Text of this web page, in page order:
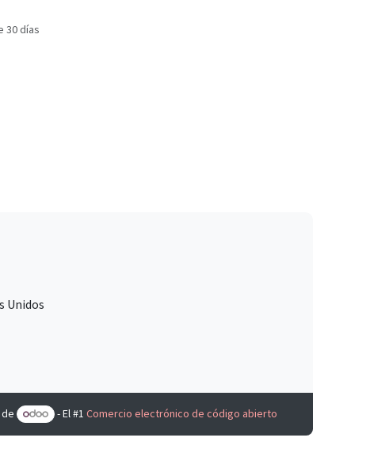
30 días
Unidos
- El #1 Comercio electrónico de código abierto